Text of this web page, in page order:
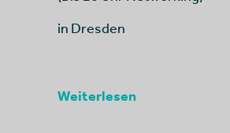
in Dresden
Weiterlesen